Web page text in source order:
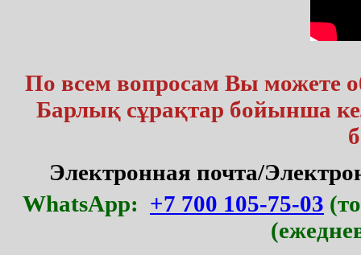
По всем вопросам Вы можете
Барлық сұрақтар бойынша
Электронная почта/
WhatsApp: +7 700 105-75-03